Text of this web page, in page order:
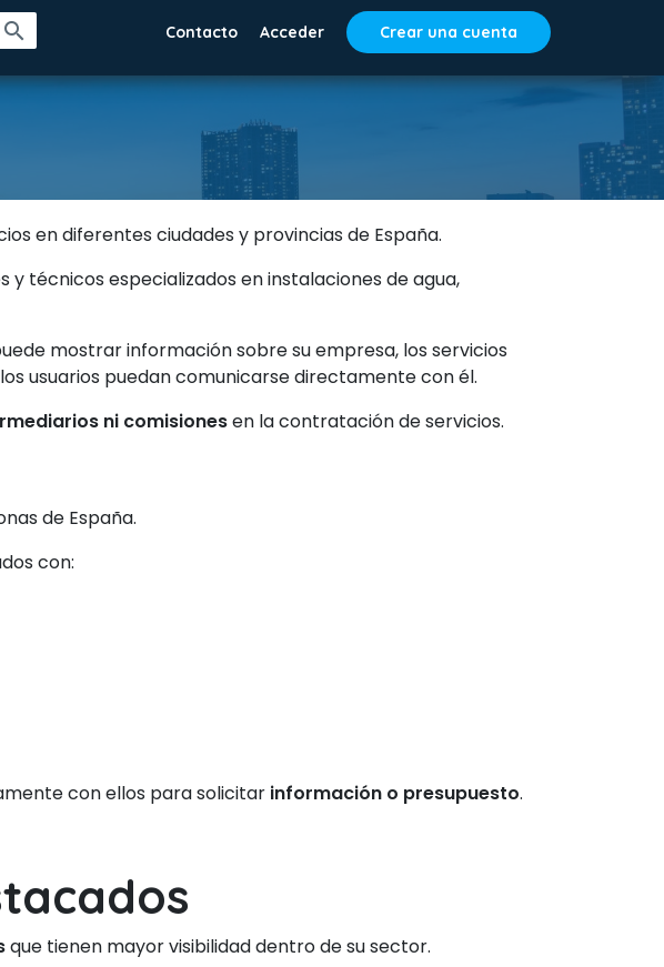
search Contacto Acceder Crear una cuenta
en diferentes ciudades y provincias de España.
técnicos especializados en instalaciones de agua,
mostrar información sobre su empresa, los servicios
usuarios puedan comunicarse directamente con él.
ni comisionesen la contratación de servicios.
de España.
con:
con ellos para solicitar información o presupuesto.
que tienen mayor visibilidad dentro de su sector.